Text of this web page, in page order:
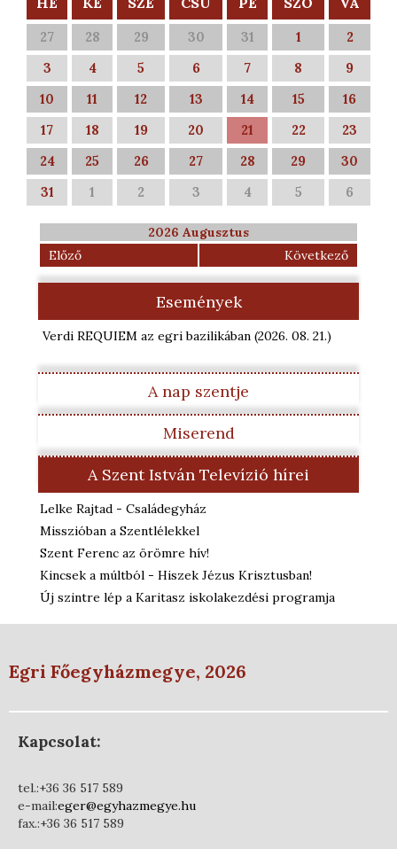
27 28 29 30 31 1
2
3
4 5 6 7 8
9
10
11 12 13 14 15
16
17
18 19 20 21 22
23
24
25 26 27 28 29
30
31
1 2 3 4 5 6
2026 Augusztus
Előző
Következő
Események
Verdi REQUIEM az egri bazilikában (2026. 08. 21.)
A nap szentje
Miserend
A Szent István Televízió hírei
Lelke Rajtad - Családegyház
Misszióban a Szentlélekkel
Szent Ferenc az örömre hív!
Kincsek a múltból - Hiszek Jézus Krisztusban!
Új szintre lép a Karitasz iskolakezdési programja
Egri Főegyházmegye, 2026
Kapcsolat:
tel.:+36 36 517 589
e-mail:eger@egyhazmegye.hu
fax.:+36 36 517 589